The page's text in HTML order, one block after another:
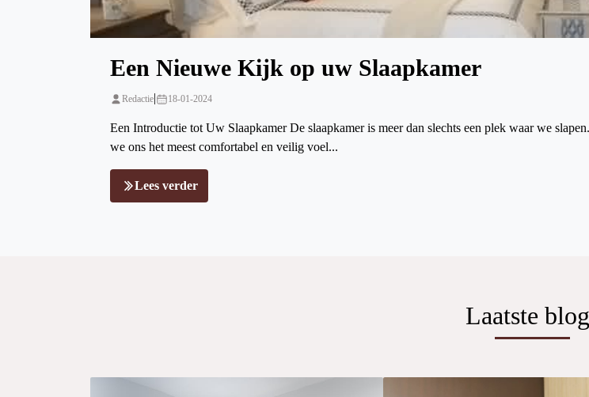
Een Nieuwe Kijk op uw Slaapkamer
Redactie| 18-01-2024
Een Introductie tot Uw Slaapkamer De slaapkamer is meer dan slechts een plek waar we
we ons het meest comfortabel en veilig voel...
Lees verder
Laatste